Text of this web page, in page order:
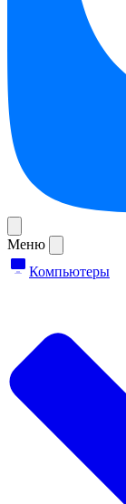
Меню
Компьютеры